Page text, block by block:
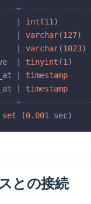
| int (11 )
| varchar(127)
| varchar(1023)
| tinyint (1 )
| timestamp
| timestamp
set (0. 001 sec)
との接続